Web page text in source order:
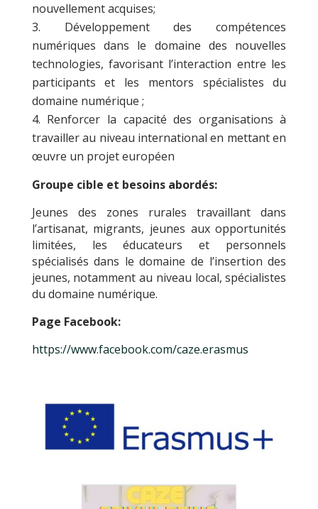
nouvellement acquises;
Développement des compétences
numériques dans le domaine des nouvelles
technologies, favorisant l’interaction entre les
participants et les mentors spécialistes du
domaine numérique ;
Renforcer la capacité des organisations à
travailler au niveau international en mettant en
œuvre un projet européen
Groupe cible et besoins abordés:
Jeunes des zones rurales travaillant dans
l’artisanat, migrants, jeunes aux opportunités
limitées, les éducateurs et personnels
spécialisés dans le domaine de l’insertion des
jeunes, notamment au niveau local, spécialistes
du domaine numérique.
Page Facebook:
https://www.facebook.com/caze.erasmus